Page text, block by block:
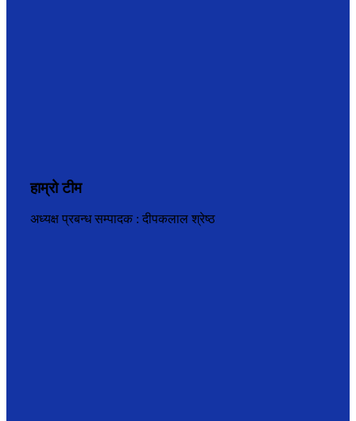
हाम्रो टीम
अध्यक्ष प्रबन्ध सम्पादक : दीपकलाल श्रेष्ठ